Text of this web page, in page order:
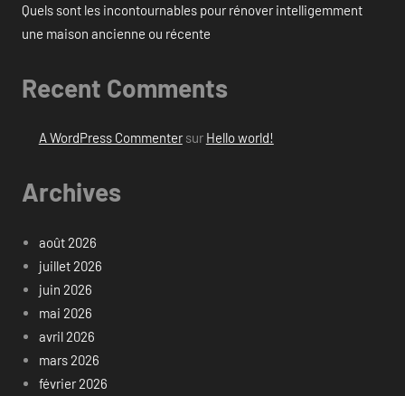
Quels sont les incontournables pour rénover intelligemment
une maison ancienne ou récente
Recent Comments
A WordPress Commentersur Hello world!
Archives
août 2026
juillet 2026
juin 2026
mai 2026
avril 2026
mars 2026
février 2026